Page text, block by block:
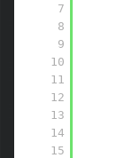
7
8
9
10
11
12
13
14
15